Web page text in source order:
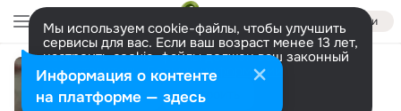
Войти
Мы используем cookie-файлы, чтобы улучшить
сервисы для вас. Если ваш возраст менее 13 лет,
настроить cookie-файлы должен ваш законный
представитель. Больше информации
Разрешить все Настроить
Поезда
Информация о контенте
на платформе — здесь